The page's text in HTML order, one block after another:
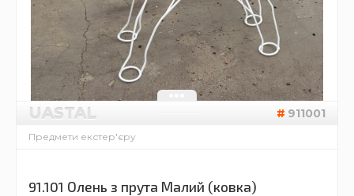
UASTAL 911001
Предмети екстер'єру
91.101 Олень з прута Малий (ковка)